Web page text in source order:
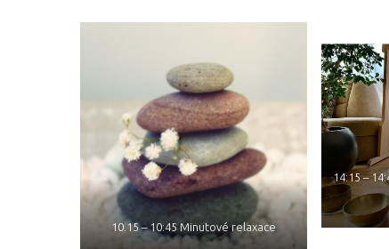
10.15 – 10:45 Minutové relaxace
14:15 –